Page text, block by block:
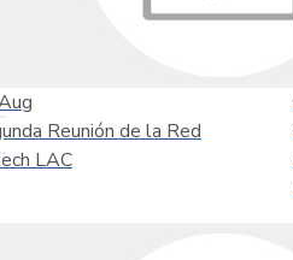
Reunión de la Red
LAC